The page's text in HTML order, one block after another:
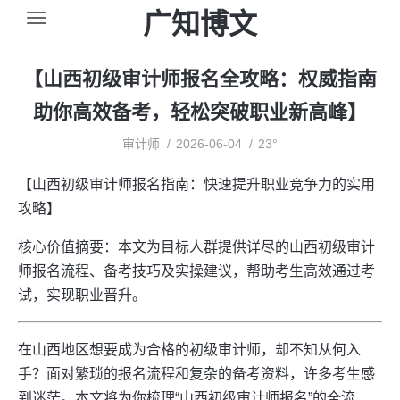
广知博文
【山西初级审计师报名全攻略：权威指南
助你高效备考，轻松突破职业新高峰】
审计师 2026-06-04 23°
【山西初级审计师报名指南：快速提升职业竞争力的实用
攻略】
核心价值摘要：本文为目标人群提供详尽的山西初级审计
师报名流程、备考技巧及实操建议，帮助考生高效通过考
试，实现职业晋升。
在山西地区想要成为合格的初级审计师，却不知从何入
手？面对繁琐的报名流程和复杂的备考资料，许多考生感